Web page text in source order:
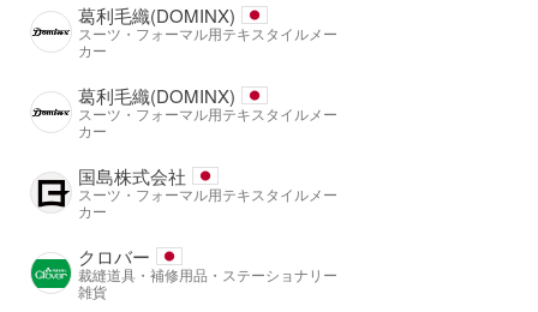
葛利毛織(DOMINX)
スーツ・フォーマル用テキスタイルメー
カー
葛利毛織(DOMINX)
スーツ・フォーマル用テキスタイルメー
カー
国島株式会社
スーツ・フォーマル用テキスタイルメー
カー
クロバー
裁縫道具・補修用品・ステーショナリー
雑貨